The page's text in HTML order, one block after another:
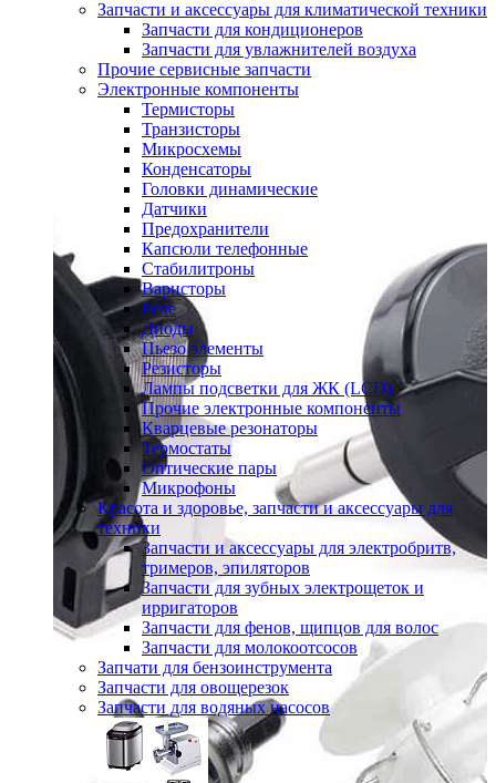
Запчасти и аксессуары для климатической техники
Запчасти для кондиционеров
Запчасти для увлажнителей воздуха
Прочие сервисные запчасти
Электронные компоненты
Термисторы
Транзисторы
Микросхемы
Конденсаторы
Головки динамические
Датчики
Предохранители
Капсюли телефонные
Стабилитроны
Варисторы
Реле
Диоды
Пьезо элементы
Резисторы
Лампы подсветки для ЖК (LCD)
Прочие электронные компоненты
Кварцевые резонаторы
Термостаты
Оптические пары
Микрофоны
Красота и здоровье, запчасти и аксессуары для
техники
Запчасти и аксессуары для электробритв,
тримеров, эпиляторов
Запчасти для зубных электрощеток и
ирригаторов
Запчасти для фенов, щипцов для волос
Запчасти для молокоотсосов
Запчати для бензоинструмента
Запчасти для овощерезок
Запчасти для водяных насосов